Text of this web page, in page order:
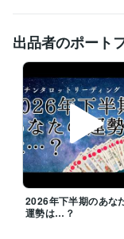
※「いつ回答いただけ
ます。
■お急ぎの場合は、事
ご選択ください。
経験職種
営業 / 個人営業 経験
ライフスタイル・その
職歴
ココナラ 2020年12
個人事務所運営
出品者のポート
2026年下半期のあな
運勢は…？